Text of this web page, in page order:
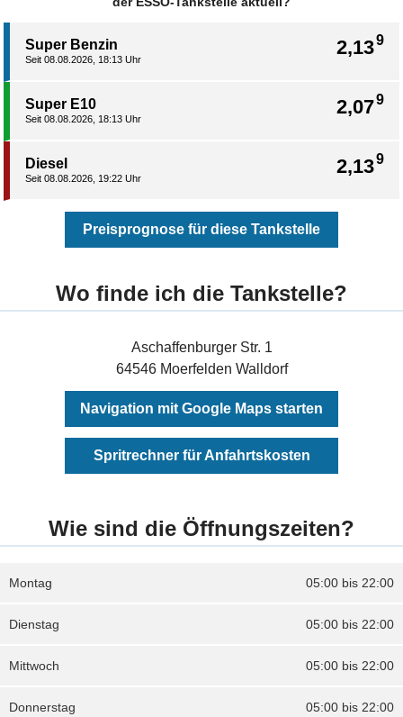
2,139
Super Benzin
Seit 08.08.2026, 18:13 Uhr
2,079
Super E10
Seit 08.08.2026, 18:13 Uhr
2,139
Diesel
Seit 08.08.2026, 19:22 Uhr
Preisprognose für diese Tankstelle
Wo finde ich die Tankstelle?
Aschaffenburger Str. 1
64546 Moerfelden Walldorf
Navigation mit Google Maps starten
Spritrechner für Anfahrtskosten
Wie sind die Öffnungszeiten?
05:00 bis 22:00
Montag
05:00 bis 22:00
Dienstag
05:00 bis 22:00
Mittwoch
05:00 bis 22:00
Donnerstag